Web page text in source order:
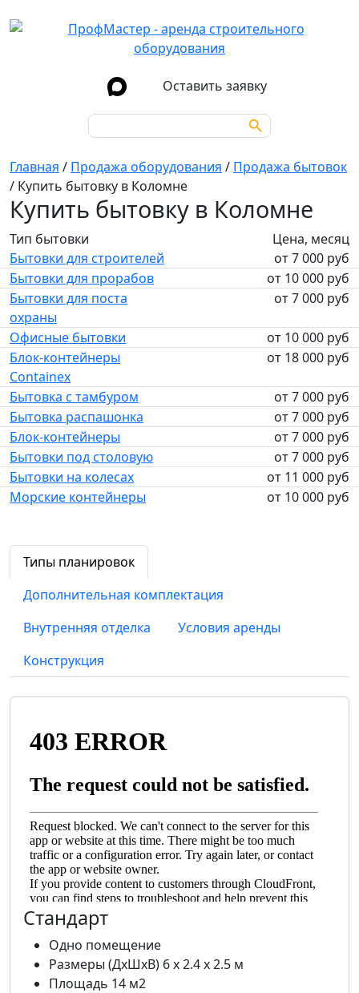
Search
for:
Search Button
Оставить заявку
Главная / Продажа оборудования / Продажа бытовок
/ Купить бытовку в Коломне
Купить бытовку в Коломне
Тип бытовки
Цена, месяц
Бытовки для строителей
от 7 000 руб
Бытовки для прорабов
от 10 000 руб
Бытовки для поста
охраны
от 7 000 руб
Офисные бытовки
от 10 000 руб
Блок-контейнеры
Containex
от 18 000 руб
Бытовка с тамбуром
от 7 000 руб
Бытовка распашонка
от 7 000 руб
Блок-контейнеры
от 7 000 руб
Бытовки под столовую
от 7 000 руб
Бытовки на колесах
от 11 000 руб
Морские контейнеры
от 10 000 руб
Типы планировок
Дополнительная комплектация
Внутренняя отделка
Условия аренды
Конструкция
Стандарт
Одно помещение
Размеры (ДхШхВ) 6 х 2.4 х 2.5 м
Площадь 14 м2